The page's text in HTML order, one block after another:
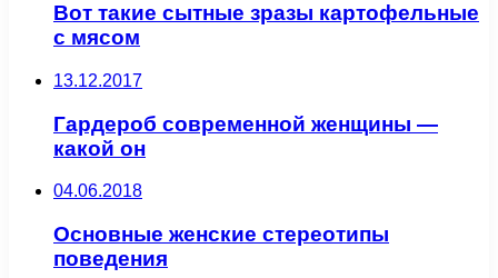
Вот такие сытные зразы картофельные
с мясом
13.12.2017
Гардероб современной женщины —
какой он
04.06.2018
Основные женские стереотипы
поведения